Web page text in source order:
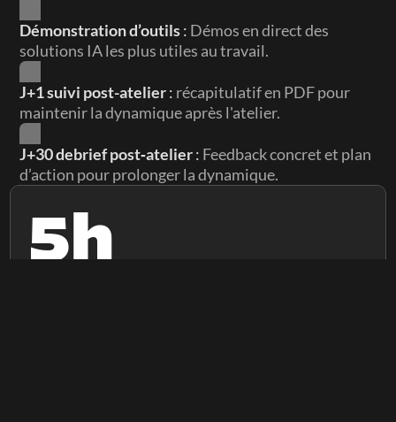
Démonstration d’outils : Démos en direct des
solutions IA les plus utiles au travail.
J+1 suivi post-atelier : récapitulatif en PDF pour
maintenir la dynamique après l'atelier.
J+30 debrief post‑atelier : Feedback concret et plan
d’action pour prolonger la dynamique.
5h